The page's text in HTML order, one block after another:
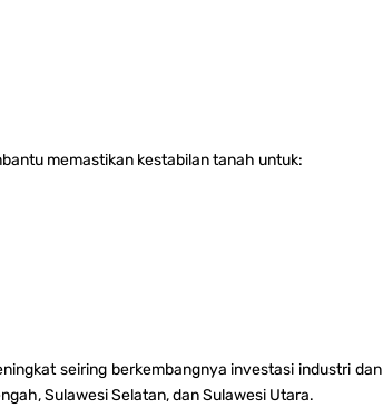
memastikan kestabilan tanah untuk:
seiring berkembangnya investasi industri dan
Sulawesi Selatan, dan Sulawesi Utara.